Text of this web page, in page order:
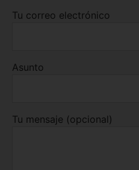
Tu correo electrónico
Asunto
Tu mensaje (opcional)